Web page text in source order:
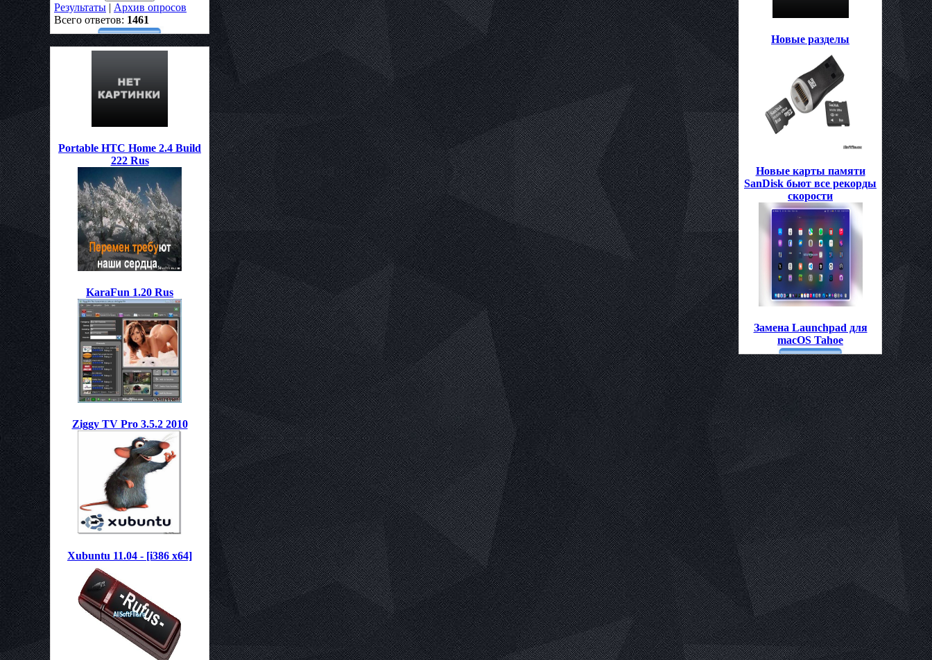
Результаты | Архив опросов
Всего ответов: 1461
Portable HTC Home 2.4 Build
222 Rus
KaraFun 1.20 Rus
Ziggy TV Pro 3.5.2 2010
Xubuntu 11.04 - [i386 x64]
Новые разделы
Новые карты памяти
SanDisk бьют все рекорды
скорости
Замена Launchpad для
macOS Tahoe